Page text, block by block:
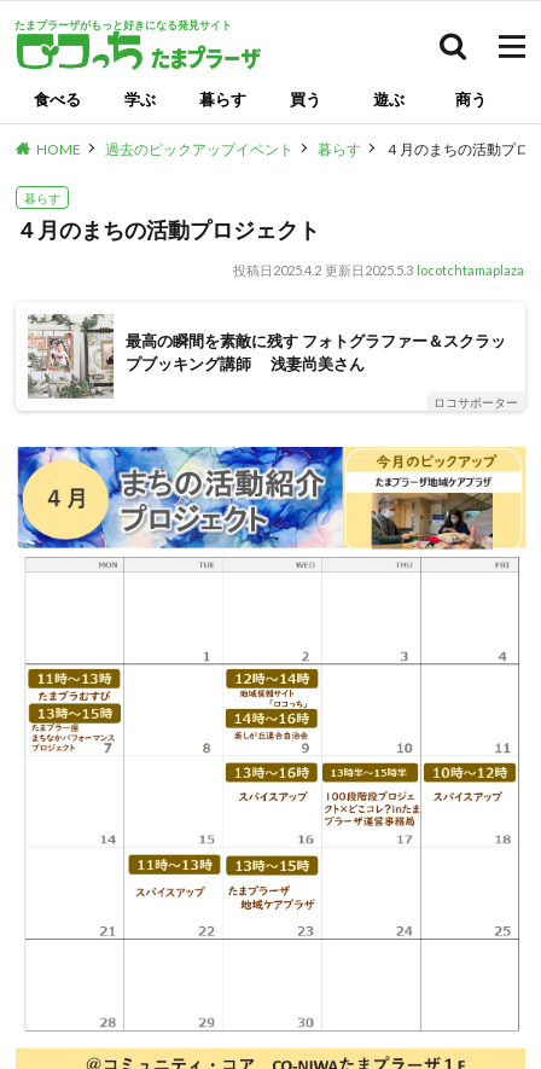
たまプラーザがもっと好きになる発見サイト
食べる 学ぶ 暮らす 買う 遊ぶ 商う
HOME 過去のピックアップイベント 暮らす ４月のまちの活動プロ
暮らす
４月のまちの活動プロジェクト
投稿日 2025.4.2 更新日 2025.5.3 locotchtamaplaza
最高の瞬間を素敵に残す フォトグラファー＆スクラッ
プブッキング講師 浅妻尚美さん
ロコサポーター